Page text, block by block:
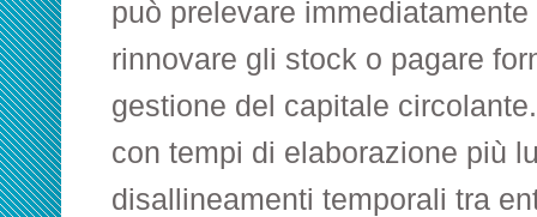
può prelevare
rinnovare gli stock o pagare
gestione del capitale
con tempi di elaborazione più
disallineamenti temporali tra